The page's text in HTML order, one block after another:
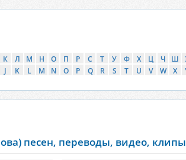
К Л М Н О П Р С Т У Ф Х Ц Ч Ш
J K L M N O P Q R S T U V W X
песен, переводы, видео, клипы